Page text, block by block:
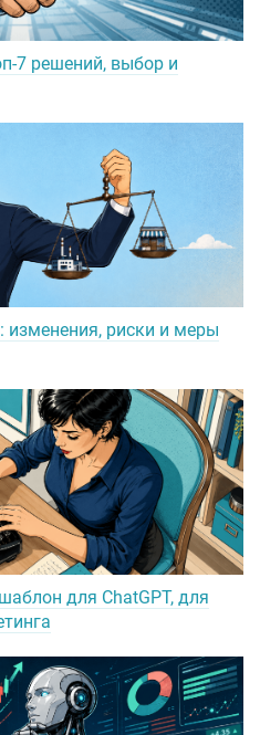
7 решений, выбор и
изменения, риски и меры
для ChatGPT, для